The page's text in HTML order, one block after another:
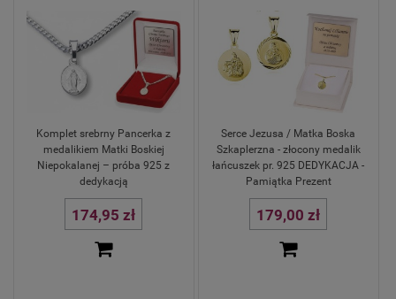
Komplet srebrny Pancerka z
medalikiem Matki Boskiej
Niepokalanej – próba 925 z
dedykacją
174,95 zł
Serce Jezusa / Matka Boska
Szkaplerzna - złocony medalik
łańcuszek pr. 925 DEDYKACJA -
Pamiątka Prezent
179,00 zł